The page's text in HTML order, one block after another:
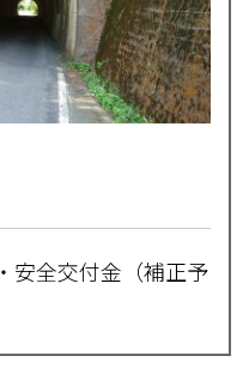
安全交付金（補正予